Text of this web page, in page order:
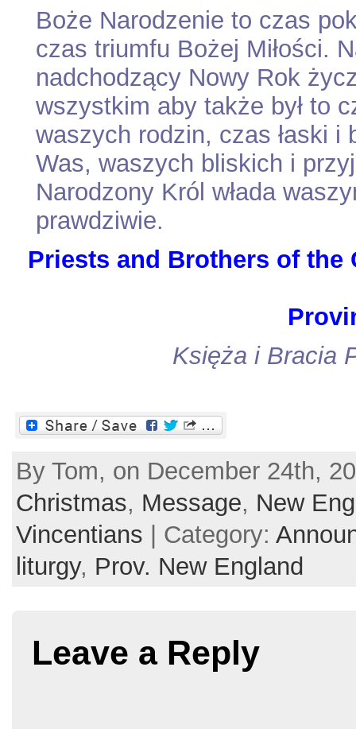
Boże Narodzenie to czas
czas triumfu Bożej Miłości.
nadchodzący Nowy Rok
wszystkim aby także był to
waszych rodzin, czas łaski i
Was, waszych bliskich i
Narodzony Król włada
prawdziwie.
Priests and Brothers of the
Księża i Bracia
By Tom, on December 24th,
Christmas, Message, New
Vincentians | Category:
liturgy, Prov. New England
Leave a Reply